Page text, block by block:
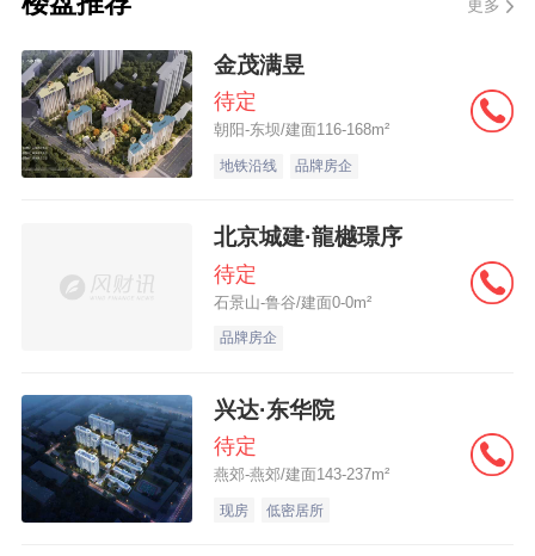
具体细节作出明确约定以防合同相对方反
悔，较好由专业房产律师进行指导。 四、安
置房和商品房区别 区别一：安置房相对于商
品房来说质量比较低 安置房往往建设利润被
限制的很死，因此，建筑商往往能偷工减料
就偷工减料以增加利润。加上职能部门监管
不力或者甚至沆瀣一气，造成普遍上安置房
的质量不如商品房。当然，也有比较负责的
或者示范工程之类的，质量相对较好的安置
二：相对于商品房安置房大部分是不属于完
全产权 很多安置房不是完全产权，即具有完
全的房屋所有权，却不一定具有完全的土地
更多
金茂满昱
待定
朝阳-东坝/建面116-168m²
地铁沿线 品牌房企
北京城建·龍樾璟序
待定
石景山-鲁谷/建面0-0m²
品牌房企
兴达·东华院
待定
燕郊-燕郊/建面143-237m²
现房 低密居所